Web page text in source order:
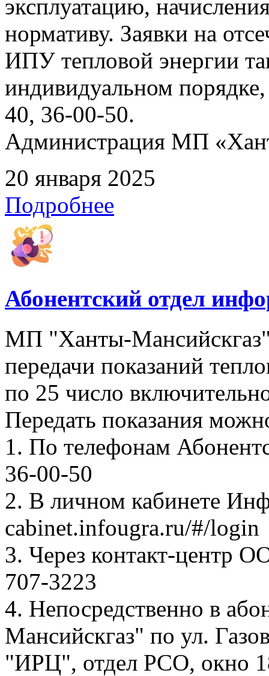
эксплуатацию,
нормативу. Заявки на
ИПУ тепловой энергии
индивидуальном
40, 36-00-50.
Администрация МП
20 января 2025
Подробнее
Абонентский отдел
МП "Ханты-Мансийскгаз"
передачи показаний
по 25 число
Передать показания
1. По телефонам
36-00-50
2. В личном кабинете
cabinet.infougra.ru/#/login
3. Через контакт-центр
707-3223
4. Непосредственно в
Мансийскгаз" по ул.
"ИРЦ", отдел РСО, окно